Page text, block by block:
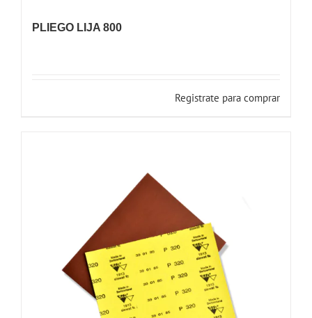
PLIEGO LIJA 800
Registrate para comprar